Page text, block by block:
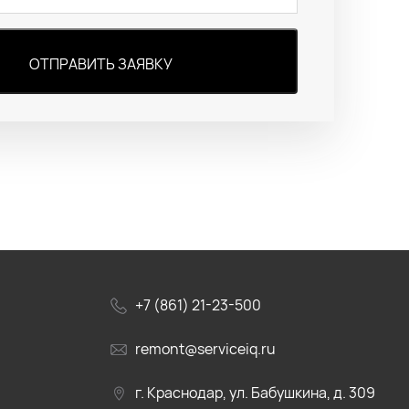
ОТПРАВИТЬ ЗАЯВКУ
+7 (861) 21-23-500
remont@serviceiq.ru
г. Краснодар, ул. Бабушкина, д. 309